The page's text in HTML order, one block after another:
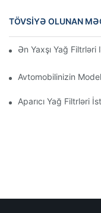
TÖVSIYƏ OLUNAN
Ən Yaxşı Yağ
Avtomobilinizin
Aparıcı Yağ Filtrləri